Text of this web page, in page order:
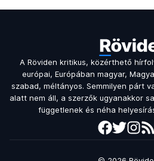
A Röviden kritikus, közérthető
európai, Európában magyar,
szabad, méltányos. Semmilyen párt
alatt nem áll, a szerzők ugyanakkor
függetlenek és néha